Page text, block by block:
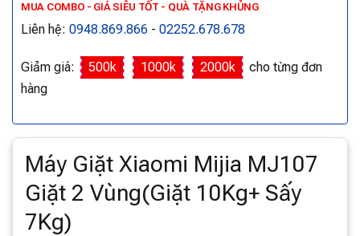
MUA COMBO - GIÁ SIÊU TỐT - QUÀ TẶNG KHỦNG
Liên hệ: 0948.869.866 - 02252.678.678
Giảm giá: 500k 1000k 2000k
cho từng đơn
hàng
Máy Giặt Xiaomi Mijia MJ107
Giặt 2 Vùng(Giặt 10Kg+ Sấy
7Kg)